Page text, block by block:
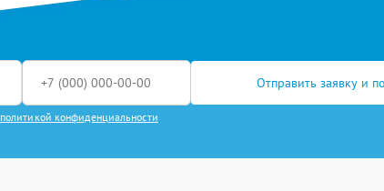
Отправить заявку и
политикой конфиденциальности